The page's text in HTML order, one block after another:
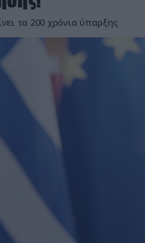
τα 200 χρόνια ύπαρξης